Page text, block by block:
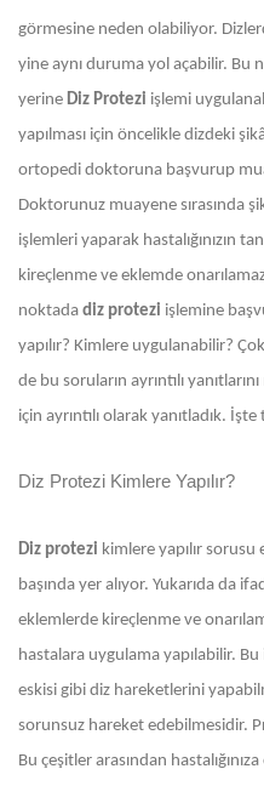
görmesine neden olabiliyor.
yine aynı duruma yol açabilir. Bu
yerine Diz Protezi işlemi
yapılması için öncelikle dizdeki
ortopedi doktoruna başvurup
Doktorunuz muayene sırasında
işlemleri yaparak hastalığınızın
kireçlenme ve eklemde
noktada diz protezi işlemine
yapılır? Kimlere uygulanabilir?
de bu soruların ayrıntılı
için ayrıntılı olarak yanıtladık.
Diz Protezi Kimlere Yapılır?
Diz protezi kimlere yapılır
başında yer alıyor. Yukarıda da
eklemlerde kireçlenme ve
hastalara uygulama yapılabilir.
eskisi gibi diz hareketlerini
sorunsuz hareket edebilmesidir.
Bu çeşitler arasından